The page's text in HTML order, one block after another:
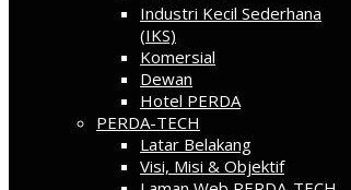
Industri Kecil Sederhana
(IKS)
Komersial
Dewan
Hotel PERDA
PERDA-TECH
Latar Belakang
Visi, Misi & Objektif